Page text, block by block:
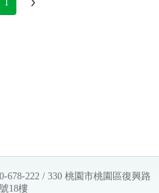
1
678-222 / 330 桃園市桃園區復興路
18樓